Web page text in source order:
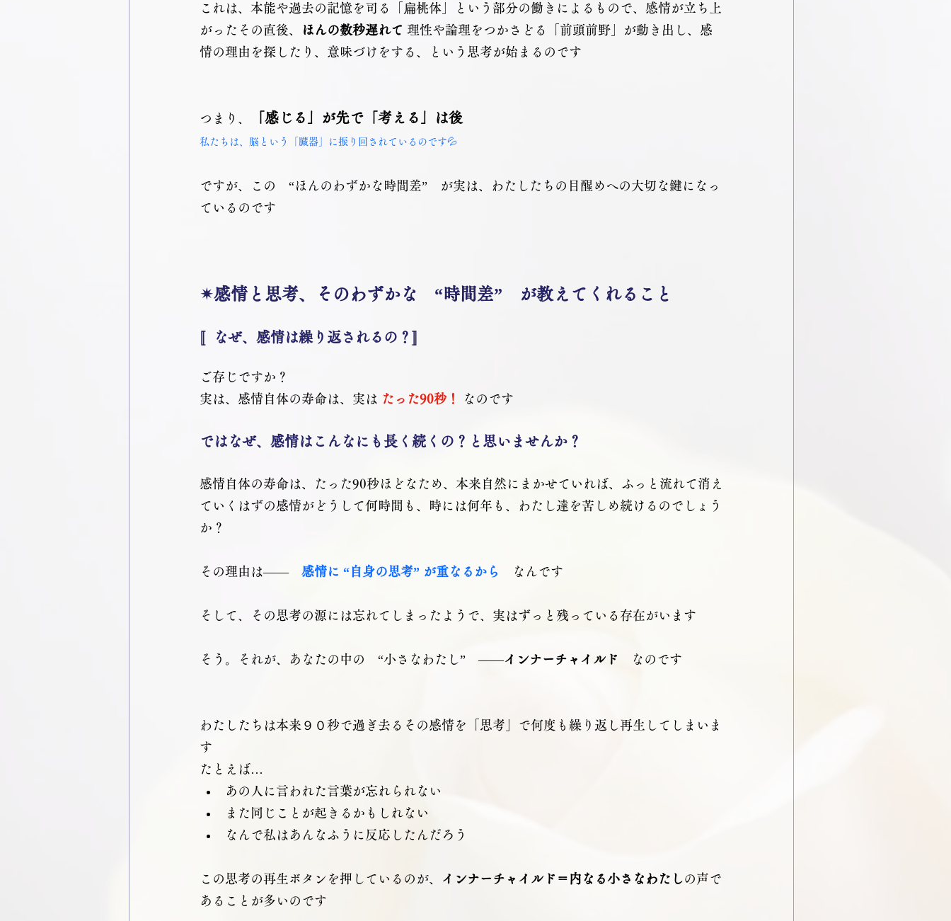
これは、本能や過去の記憶を司る「扁桃体」という部分の働きによるもので、感情が立ち上
がったその直後、
ほんの数秒遅れて 理性や論理をつかさどる「前頭前野」が動き出し、感
情の理由を探したり、意味づけをする、という思考が始まるのです
つまり、 「感じる」が先で「考える」は後
私たちは、脳という「臓器」に振り回されているのです💦
ですが、この　“ほんのわずかな時間差”　が実は、わたしたちの目醒めへの大切な鍵になっ
ているのです
✴感情と思考、そのわずかな　“時間差”　が教えてくれること
〚なぜ、感情は繰り返されるの？〛
ご存じですか？
実は、感情自体の寿命は、実は たった90秒！ なのです
ではなぜ、感情はこんなにも長く続くの？と思いませんか？
感情自体の寿命は、たった90秒ほどなため、本来自然にまかせていれば、ふっと流れて消え
ていくはずの感情がどうして何時間も、時には何年も、わたし達を苦しめ続けるのでしょう
か？
その理由は―― 感情に “自身の思考” が重なるから なんです
そして、その思考の源には忘れてしまったようで、実はずっと残っている存在がいます
そう。それが、あなたの中の　“小さなわたし”　――インナーチャイルド なのです
わたしたちは本来９０秒で過ぎ去るその感情を「思考」で何度も繰り返し再生してしまいま
す
たとえば…
あの人に言われた言葉が忘れられない
また同じことが起きるかもしれない
なんで私はあんなふうに反応したんだろう
この思考の再生ボタンを押しているのが、 インナーチャイルド＝内なる小さなわたしの声で
あることが多いのです